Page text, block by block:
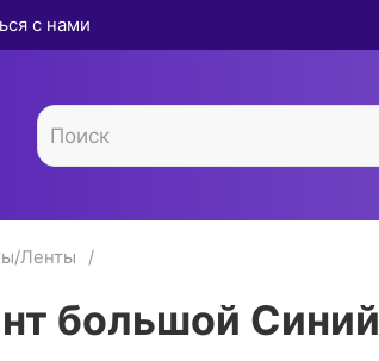
с нами
Ленты
большой Синий